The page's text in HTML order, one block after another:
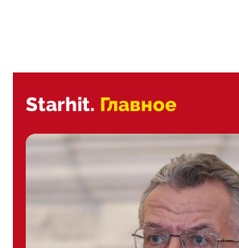
Starhit. Главное